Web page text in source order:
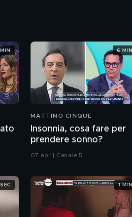
MIN
MATTINO CINQUE
Insonnia, cosa fare per
prendere sonno?
07 apr | Canale 5
6 MIN
1 MIN